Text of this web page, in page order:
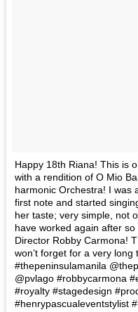
Happy 18th Riana! This is
with a rendition of O Mio
harmonic Orchestra! I was
first note and started
her taste; very simple, not
have worked again after
Director Robby Carmona!
won’t forget for a very
#thepeninsulamanila
@pvlago #robbycarmona
#royalty #stagedesign
#henrypascualeventstylist